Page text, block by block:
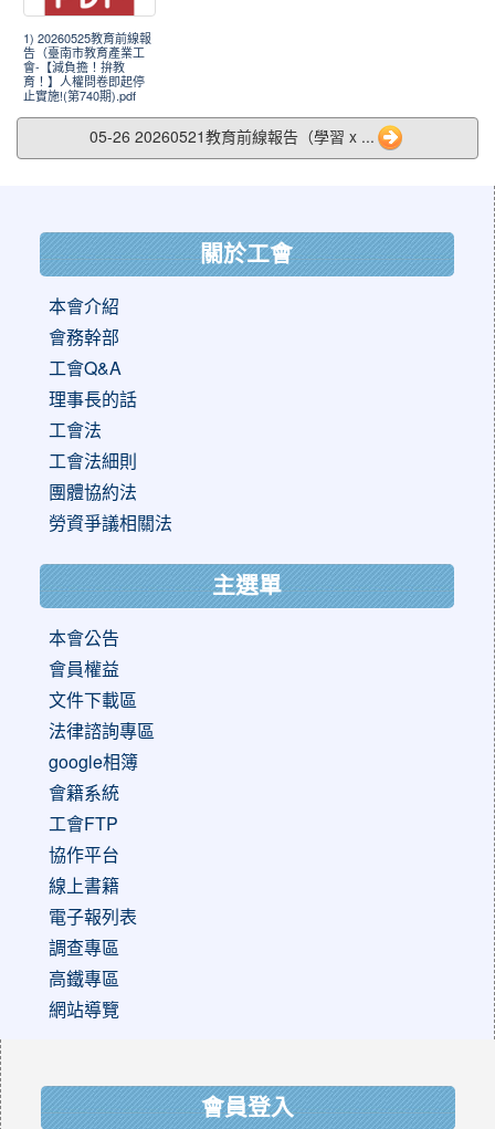
1) 20260525教育前線報
告（臺南市教育產業工
會-【減負擔！拚教
育！】人權問卷即起停
止實施!(第740期).pdf
05-26 20260521教育前線報告（學習 x ...
關於工會
本會介紹
會務幹部
工會Q&A
理事長的話
工會法
工會法細則
團體協約法
勞資爭議相關法
主選單
本會公告
會員權益
文件下載區
法律諮詢專區
google相簿
會籍系統
工會FTP
協作平台
線上書籍
電子報列表
調查專區
高鐵專區
網站導覽
會員登入